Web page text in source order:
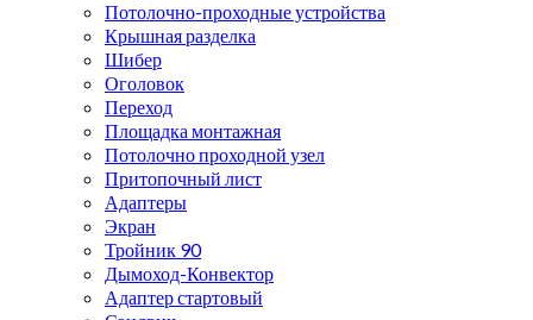
Потолочно-проходные устройства
Крышная разделка
Шибер
Оголовок
Переход
Площадка монтажная
Потолочно проходной узел
Притопочный лист
Адаптеры
Экран
Тройник 90
Дымоход-Конвектор
Адаптер стартовый